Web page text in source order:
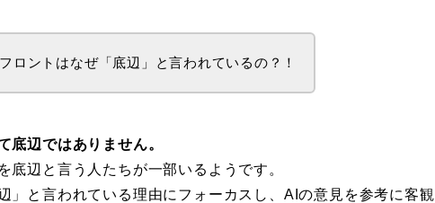
ロントはなぜ「底辺」と言われているの？！
底辺ではありません。
底辺と言う人たちが一部いるようです。
」と言われている理由にフォーカスし、AIの意見を参考に客観